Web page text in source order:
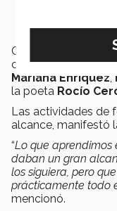
Como parte de las
cátedra también se
Mariana Enríquez
la poeta Rocío
Las actividades de
alcance, manifestó
“Lo que aprendimos
daban un gran
los siguiera, pero
prácticamente todo
mencionó.